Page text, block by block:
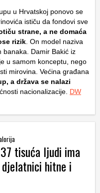
u Hrvatskoj ponovo se
ističu da fondovi sve
strane, a ne domaća
rizik . On model naziva
banaka. Damir Bakić iz
u samom konceptu, nego
mirovina. Većina građana
a država se nalazi
nacionalizacije. DW
tisuća ljudi ima
hitne i